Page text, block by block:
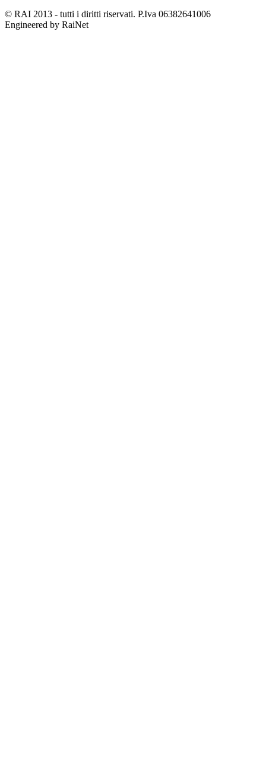
© RAI 2013 - tutti i diritti riservati. P.Iva 06382641006
Engineered by RaiNet